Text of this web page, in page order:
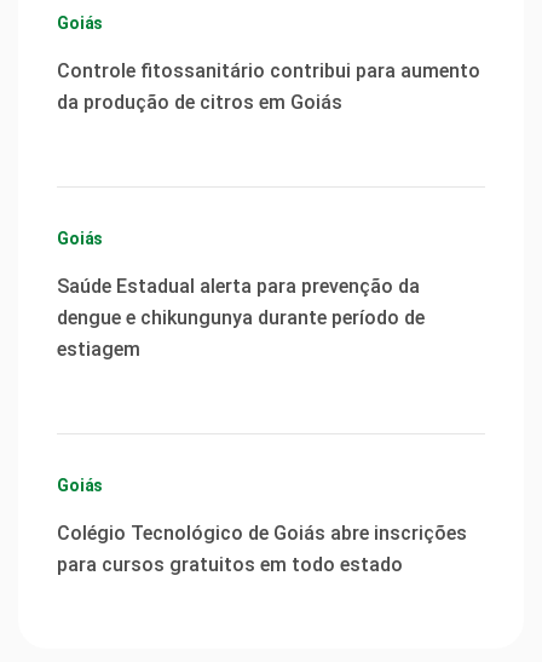
Goiás
Controle fitossanitário contribui para aumento
da produção de citros em Goiás
Goiás
Saúde Estadual alerta para prevenção da
dengue e chikungunya durante período de
estiagem
Goiás
Colégio Tecnológico de Goiás abre inscrições
para cursos gratuitos em todo estado